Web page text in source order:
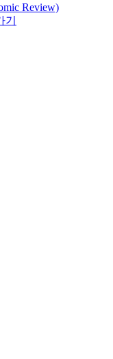
Review)